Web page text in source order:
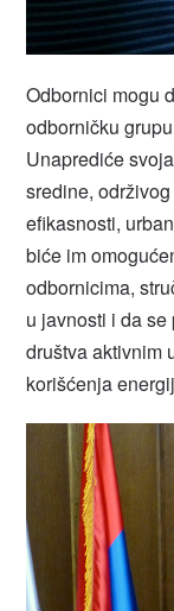
Odbornici mogu
odborničku
Unaprediće
sredine,
efikasnosti,
biće im
odbornicima,
u javnosti i da
društva aktivnim
korišćenja